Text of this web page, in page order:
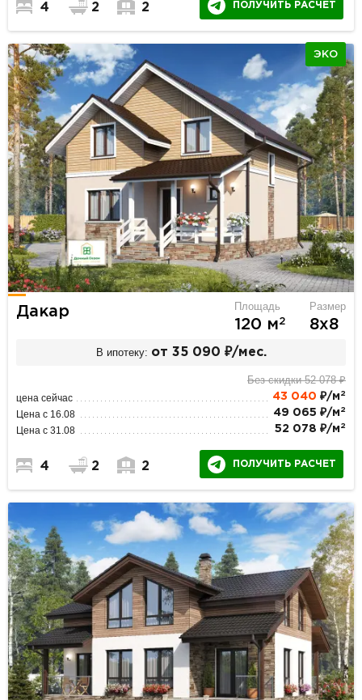
4 2 2 ПОЛУЧИТЬ РАСЧЕТ
ЭКО
Дакар Площадь
120 м2
Размер
8х8
В ипотеку: от 35 090 ₽/мес.
Без скидки 52 078 ₽
цена сейчас 43 040 ₽/м 2
Цена с 16.08 49 065 ₽/м 2
Цена с 31.08 52 078 ₽/м 2
4 2 2 ПОЛУЧИТЬ РАСЧЕТ